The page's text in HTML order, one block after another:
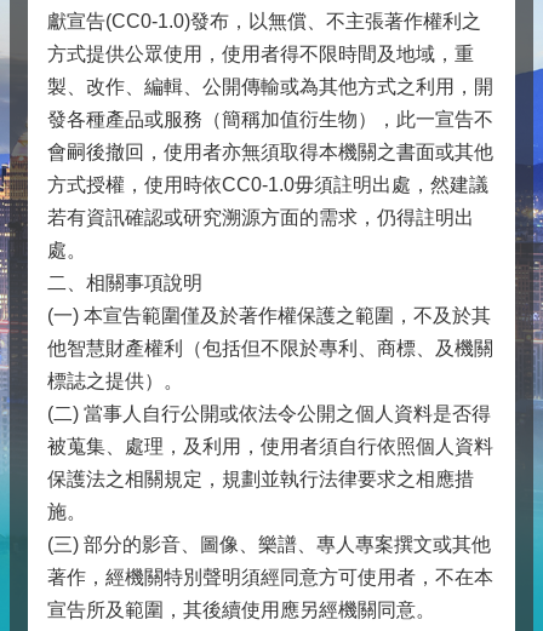
獻宣告(CC0-1.0)發布，以無償、不主張著作權利之
方式提供公眾使用，使用者得不限時間及地域，重
製、改作、編輯、公開傳輸或為其他方式之利用，開
發各種產品或服務（簡稱加值衍生物），此一宣告不
會嗣後撤回，使用者亦無須取得本機關之書面或其他
方式授權，使用時依CC0-1.0毋須註明出處，然建議
若有資訊確認或研究溯源方面的需求，仍得註明出
處。
二、相關事項說明
(一) 本宣告範圍僅及於著作權保護之範圍，不及於其
他智慧財產權利（包括但不限於專利、商標、及機關
標誌之提供）。
(二) 當事人自行公開或依法令公開之個人資料是否得
被蒐集、處理，及利用，使用者須自行依照個人資料
保護法之相關規定，規劃並執行法律要求之相應措
施。
(三) 部分的影音、圖像、樂譜、專人專案撰文或其他
著作，經機關特別聲明須經同意方可使用者，不在本
宣告所及範圍，其後續使用應另經機關同意。